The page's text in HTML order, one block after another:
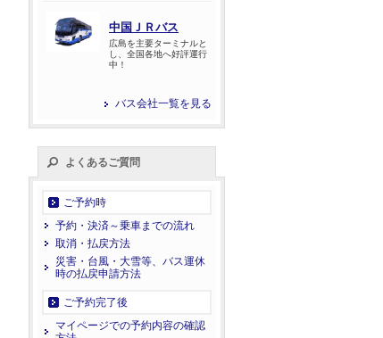
中国ＪＲバス
広島を主要ターミナルと
し、全国各地へ好評運行
中！
バス会社一覧を見る
よくあるご質問
ご予約時
予約・決済～乗車までの流れ
取消・払戻方法
災害・台風・大雪等、バス運休
時の払戻申請方法
ご予約完了後
マイページでの予約内容の確認